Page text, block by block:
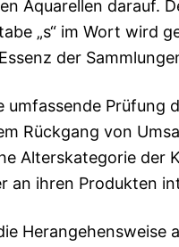
Aquarellen darauf.
„s“ im Wort wird
der
umfassende Prüfung
Rückgang von
Alterskategorie der
an ihren Produkten